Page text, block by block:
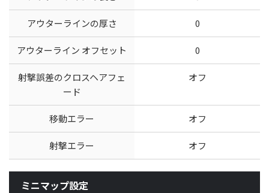
アウターラインの厚さ 0
アウターライン オフセット 0
射撃誤差のクロスヘアフェ
ード
オフ
移動エラー オフ
射撃エラー オフ
ミニマップ設定